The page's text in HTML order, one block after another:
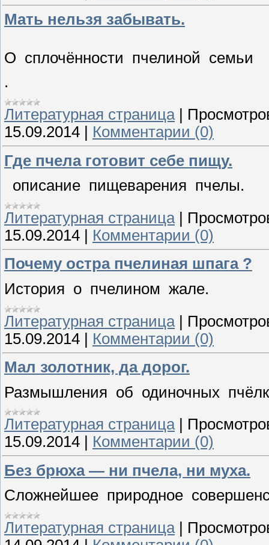
Мать нельзя забывать.
О сплочённости пчелиной семьи
.
Литературная страница|
15.09.2014 | Комментарии (0)
Где пчела готовит себе пищу.
описание пищеварения пчелы.
Литературная страница|
15.09.2014
Комментарии (0)
Почему остра пчелиная шпага ?
История о пчелином жале.
Литературная страница|
15.09.2014 | Комментарии (0)
Мал золотник, да дорог.
Размышления об одиночных
Литературная страница|
15.09.2014
Комментарии (0)
Без брюха — ни пчела, ни муха.
Сложнейшее природное
Литературная страница|